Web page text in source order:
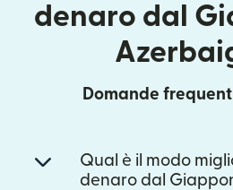
denaro dal
Domande
Qual è il modo
denaro dal